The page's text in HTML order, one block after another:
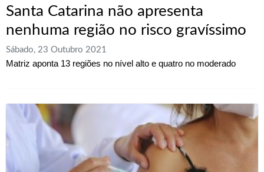
Santa Catarina não apresenta
nenhuma região no risco gravíssimo
Sábado, 23 Outubro 2021
Matriz aponta 13 regiões no nível alto e quatro no moderado